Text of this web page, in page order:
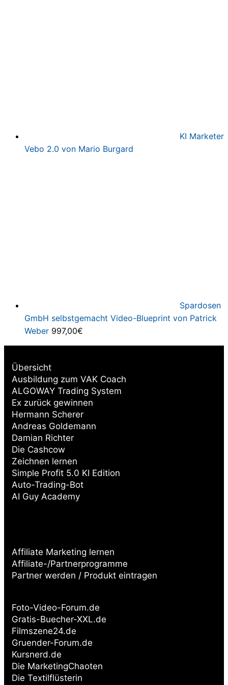
KI Marketer
Vebo 2.0 von Mario Burgard
Spardosen
GmbH selbstgemacht Video-Blueprint von Patrick
Weber 997,00€
Übersicht
Ausbildung zum VAK Coach
ALGOWAY Trading System
Ex zurück gewinnen
Hermann Scherer
Andreas Goldemann
Damian Richter
Die Cashcow
Zeichnen lernen
Simple Profit 5.0 KI Edition
Auto-Trading-Bot
AI Guy Academy
Affiliate Marketing lernen
Affiliate-/Partnerprogramme
Partner werden / Produkt eintragen
Foto-Video-Forum.de
Gratis-Buecher-XXL.de
Filmszene24.de
Gruender-Forum.de
Kursnerd.de
Die MarketingChaoten
Die Textilflüsterin